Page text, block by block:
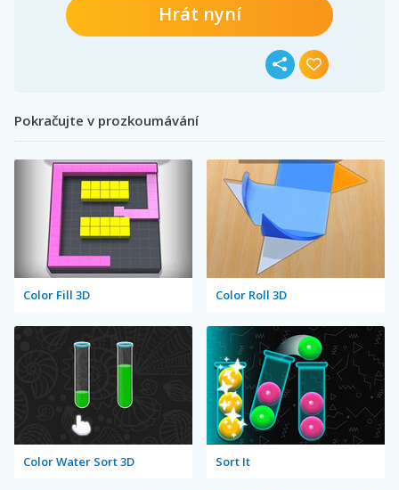
Hrát nyní
Pokračujte v prozkoumávání
Color Fill 3D Color Roll 3D
Color Water Sort 3D Sort It